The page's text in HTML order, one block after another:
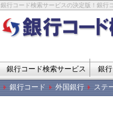
銀行コード検索サービスの決定版！銀行
銀行コード検索サービス 銀
銀行コード 外国銀行 ステ